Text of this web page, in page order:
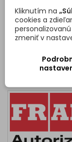
Možnosť
metre. Vetracia
vhodná na
kuchyni ako aj do
Cena
6,01
 Vložiť do
DETAILY
Kliknutím na
cookies a
zmeniť v